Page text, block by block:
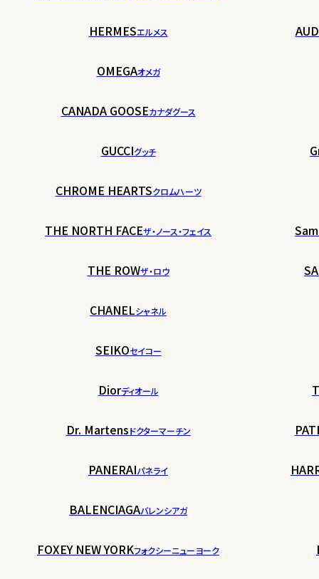
HERMESエルメス
OMEGAオメガ
CANADA GOOSEカナダグース
GUCCIグッチ
CHROME HEARTSクロムハーツ
THE NORTH FACEザ・ノース・フェイス
THE ROWザ・ロウ
CHANELシャネル
SEIKOセイコー
Diorディオール
Dr. Martensドクターマーチン
PANERAIパネライ
BALENCIAGAバレンシアガ
FOXEY NEW YORKフォクシーニューヨーク